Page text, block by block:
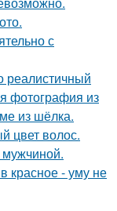
с
реалистичный
фотография из
из шёлка.
цвет волос.
красное - уму не